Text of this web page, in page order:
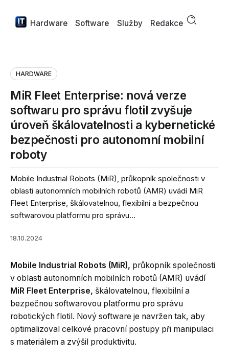
Hardware Software Služby Redakce
HARDWARE
MiR Fleet Enterprise: nová verze
softwaru pro správu flotil zvyšuje
úroveň škálovatelnosti a kybernetické
bezpečnosti pro autonomní mobilní
roboty
Mobile Industrial Robots (MiR), průkopník společnosti v
oblasti autonomních mobilních robotů (AMR) uvádí MiR
Fleet Enterprise, škálovatelnou, flexibilní a bezpečnou
softwarovou platformu pro správu...
18.10.2024
Mobile Industrial Robots (MiR), průkopník společnosti
v oblasti autonomních mobilních robotů (AMR) uvádí
MiR Fleet Enterprise, škálovatelnou, flexibilní a
bezpečnou softwarovou platformu pro správu
robotických flotil. Nový software je navržen tak, aby
optimalizoval celkové pracovní postupy při manipulaci
s materiálem a zvýšil produktivitu.